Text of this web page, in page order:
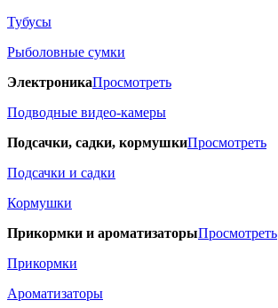
Тубусы
Рыболовные сумки
ЭлектроникаПросмотреть
Подводные видео-камеры
Подсачки, садки, кормушкиПросмотреть
Подсачки и садки
Кормушки
Прикормки и ароматизаторыПросмотреть
Прикормки
Ароматизаторы